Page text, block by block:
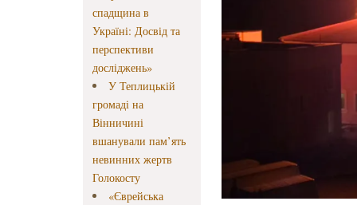
спадщина в
Україні: Досвід та
перспективи
досліджень»
У Теплицькій
громаді на
Вінничині
вшанували пам’ять
невинних жертв
Голокосту
«Єврейська